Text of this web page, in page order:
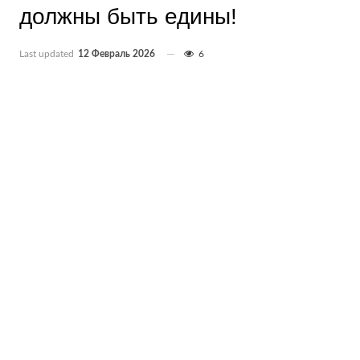
должны быть едины!
Last updated 12 Февраль 2026 6